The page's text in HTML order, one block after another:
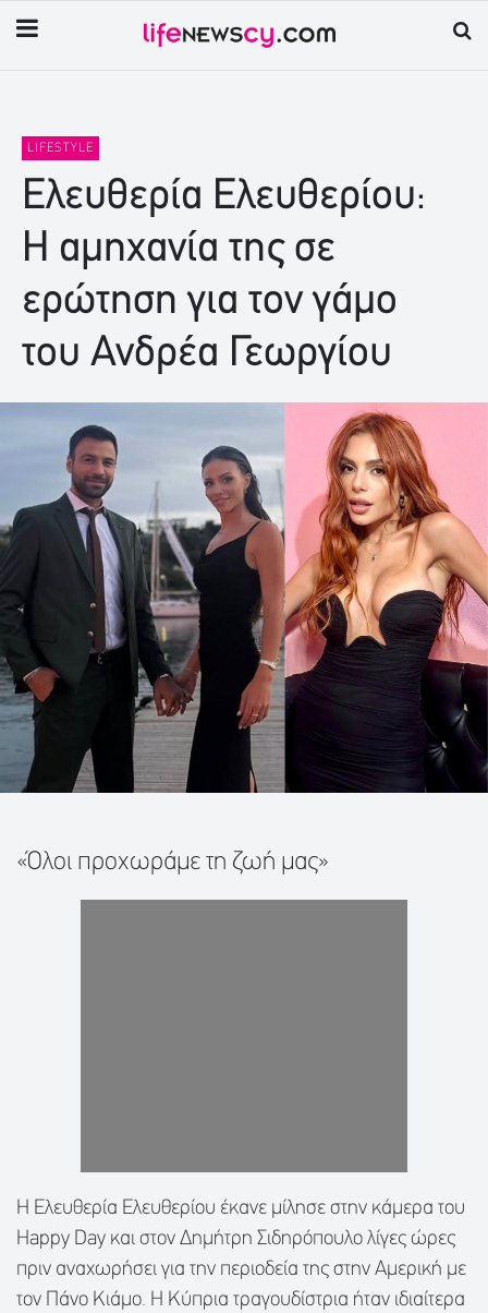
LIFESTYLE
Ελευθερία Ελευθερίου:
Η αμηχανία της σε
ερώτηση για τον γάμο
του Ανδρέα Γεωργίου
«Όλοι προχωράμε τη ζωή μας»
Η Ελευθερία Ελευθερίου έκανε μίλησε στην κάμερα του
Happy Day και στον Δημήτρη Σιδηρόπουλο λίγες ώρες
πριν αναχωρήσει για την περιοδεία της στην Αμερική με
τον Πάνο Κιάμο. Η Κύπρια τραγουδίστρια ήταν ιδιαίτερα